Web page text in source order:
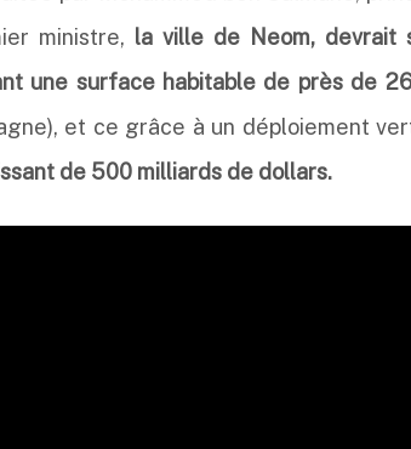
ministre, la ville de Neom, devrait
une surface habitable de près de
et ce grâce à un déploiement
de 500 milliards de dollars.